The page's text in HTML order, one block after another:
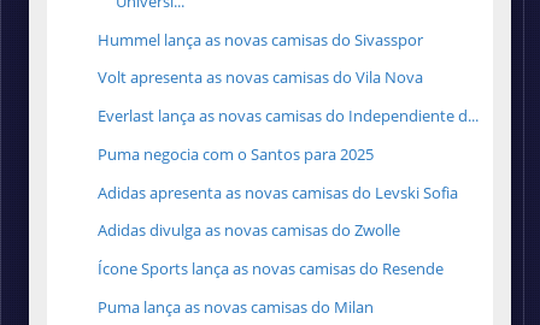
Hummel lança as novas camisas do Sivasspor
Volt apresenta as novas camisas do Vila Nova
Everlast lança as novas camisas do Independiente d...
Puma negocia com o Santos para 2025
Adidas apresenta as novas camisas do Levski Sofia
Adidas divulga as novas camisas do Zwolle
Ícone Sports lança as novas camisas do Resende
Puma lança as novas camisas do Milan